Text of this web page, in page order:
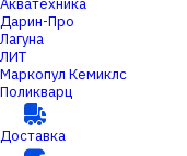
Акватехника
Дарин-Про
Лагуна
ЛИТ
Маркопул Кемиклс
Поликварц
Доставка